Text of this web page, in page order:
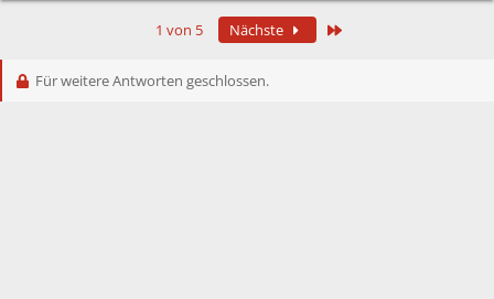
1 von 5 Nächste
Für weitere Antworten geschlossen.